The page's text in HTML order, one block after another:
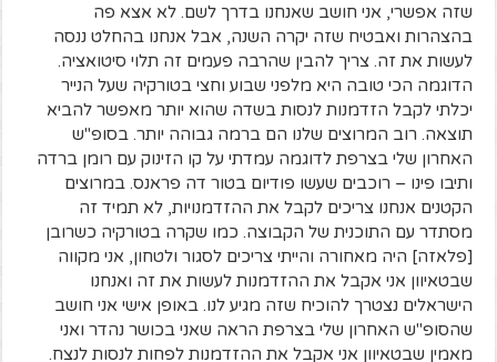
שזה אפשרי, אני חושב שאנחנו בדרך לשם. לא אצא פה
בהצהרות ואבטיח שזה יקרה השנה, אבל אנחנו בהחלט ננסה
לעשות את זה. צריך להבין שהרבה פעמים זה תלוי סיטואציה.
הדוגמה הכי טובה היא מלפני שבוע וחצי בטורקיה שעל הנייר
יכלתי לקבל הזדמנות לנסות בשדה שהוא יותר מאפשר להביא
תוצאה. רוב המרוצים שלנו הם ברמה גבוהה יותר. בסופ"ש
האחרון שלי בצרפת לדוגמה עמדתי על קו הזינוק עם רומן ברדה
ותיבו פינו – רוכבים שעשו פודיום בטור דה פראנס. במרוצים
הקטנים אנחנו צריכים לקבל את ההזדמנויות, לא תמיד זה
מסתדר עם התוכנית של הקבוצה. כמו שקרה בטורקיה כשרובן
[פלאזה] היה מאחורה והייתי צריכים לסגור ולטחון, אני מקווה
שבטאיוון אני אקבל את ההזדמנות לעשות את זה ואנחנו
הישראלים נצטרך להוכיח שזה מגיע לנו. באופן אישי אני חושב
שהסופ"ש האחרון שלי בצרפת הראה שאני בכושר נהדר ואני
מאמין שבטאיוון אני אקבל את ההזדמנות לפחות לנסות לנצח.